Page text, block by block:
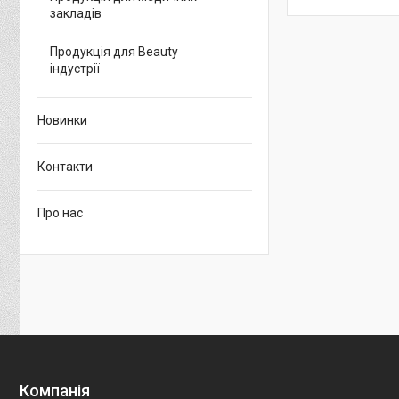
закладів
Продукція для Beauty
індустрії
Новинки
Контакти
Про нас
Компанія